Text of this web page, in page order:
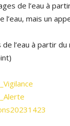
de l’eau à
mais un
l’eau à partir du